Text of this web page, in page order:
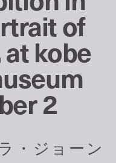
of
kobe
2